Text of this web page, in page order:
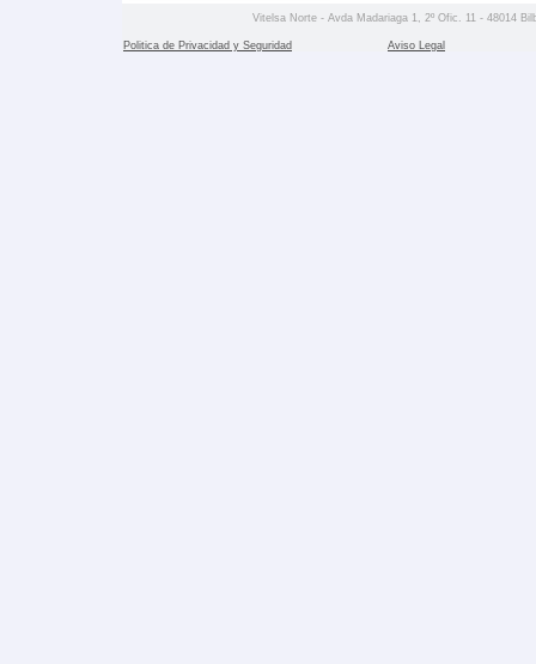
Vitelsa Norte - Avda Madariaga 1, 2º Ofic. 11 - 48014
Politica de Privacidad y Seguridad Aviso Legal